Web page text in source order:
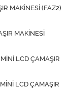
MAKİNESİ (FAZ2)
MAKİNESİ
LCD ÇAMAŞIR
LCD ÇAMAŞIR